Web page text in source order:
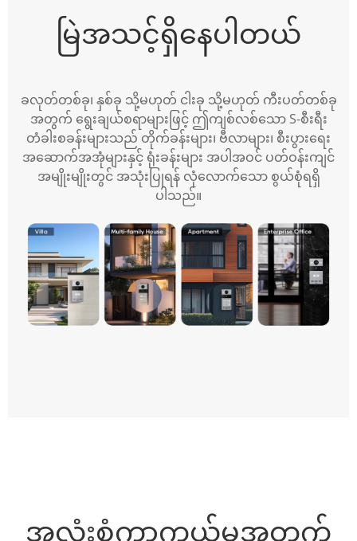
မြဲအသင့်ရှိနေပါတယ်
ခလုတ်တစ်ခု၊ နှစ်ခု သို့မဟုတ် ငါးခု သို့မဟုတ် ကီးပတ်တစ်ခု
အတွက် ရွေးချယ်စရာများဖြင့် ဤကျစ်လစ်သော S-စီးရီး
တံခါးစခန်းများသည် တိုက်ခန်းများ၊ ဗီလာများ၊ စီးပွားရေး
အဆောက်အအုံများနှင့် ရုံးခန်းများ အပါအဝင် ပတ်ဝန်းကျင်
အမျိုးမျိုးတွင် အသုံးပြုရန် လုံလောက်သော စွယ်စုံရရှိ
ပါသည်။
အလုံးစုံကာကွယ်မှုအတွက်